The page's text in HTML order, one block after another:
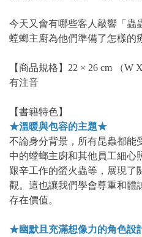
今天又會有哪些客人敲響「蟲
螳螂主廚為他們準備了怎樣的
【商品規格】22 × 26 cm （W
有注音
【書籍特色】
★溫暖與包容的主題★
不論身分背景，所有昆蟲都能
中的螳螂主廚和其他員工細心
艱辛工作的螢火蟲等，展現了
觀。這也讓我們學會尊重和體
存在價值。
★幽默且充滿想像力的角色設